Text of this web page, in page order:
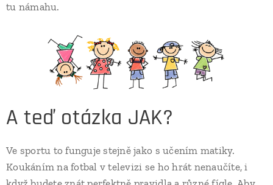
tu námahu.
A teď otázka JAK?
Ve sportu to funguje stejně jako s učením matiky.
Koukáním na fotbal v televizi se ho hrát nenaučíte, i